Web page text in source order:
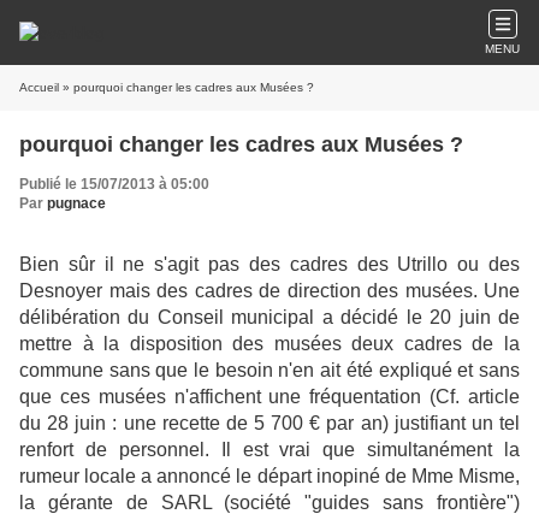
MENU
Accueil » pourquoi changer les cadres aux Musées ?
pourquoi changer les cadres aux Musées ?
Publié le 15/07/2013 à 05:00
Par pugnace
Bien sûr il ne s'agit pas des cadres des Utrillo ou des
Desnoyer mais des cadres de direction des musées. Une
délibération du Conseil municipal a décidé
le 20 juin de
mettre à la disposition des musées deux cadres de la
commune sans que le besoin n'en ait été expliqué et sans
que ces musées n'affichent une fréquentation (Cf. article
du 28 juin : une recette de 5 700 € par an) justifiant un tel
renfort de personnel. Il est vrai que simultanément la
rumeur locale a annoncé le départ inopiné de Mme Misme,
la gérante de SARL (société "guides sans frontière")